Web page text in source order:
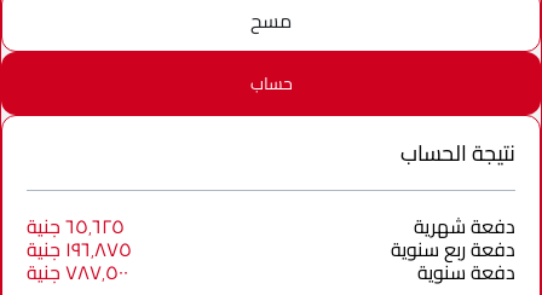
مسح
حساب
نتيجة الحساب
دفعة شهرية ٦٥٬٦٢٥ جنية
دفعة ربع سنوية ١٩٦٬٨٧٥ جنية
دفعة سنوية ٧٨٧٬٥٠٠ جنية